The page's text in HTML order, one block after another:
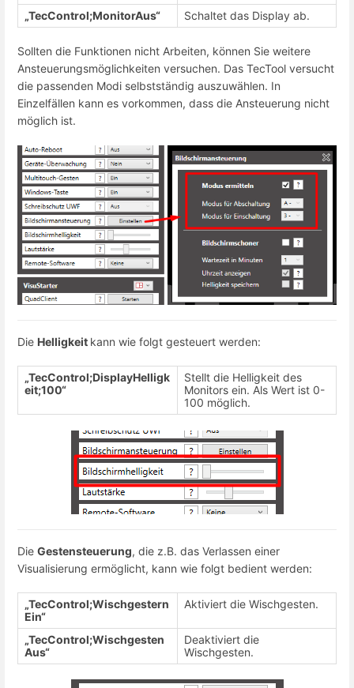
„TecControl;MonitorAus“
Schaltet das Display ab.
Sollten die Funktionen nicht Arbeiten, können Sie weitere
Ansteuerungsmöglichkeiten versuchen. Das TecTool versucht
die passenden Modi selbstständig auszuwählen. In
Einzelfällen kann es vorkommen, dass die Ansteuerung nicht
möglich ist.
Die Helligkeit kann wie folgt gesteuert werden:
„TecControl;DisplayHelligk
eit;100“
Stellt die Helligkeit des
Monitors ein. Als Wert ist 0-
100 möglich.
Die Gestensteuerung, die z.B. das Verlassen einer
Visualisierung ermöglicht, kann wie folgt bedient werden:
„TecControl;Wischgestern
Ein“
Aktiviert die Wischgesten.
„TecControl;Wischgesten
Aus“
Deaktiviert die
Wischgesten.